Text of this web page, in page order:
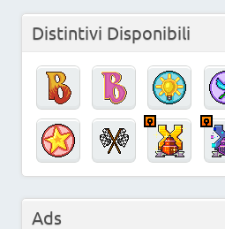
Distintivi Disponibili
Ads